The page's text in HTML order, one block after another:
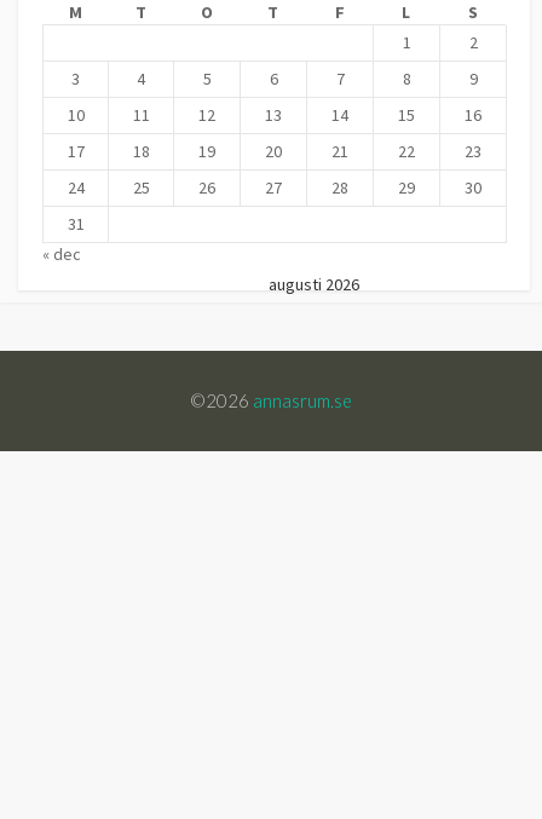
augusti 2026
M T O T F L
S
1
2
3
4 5 6 7 8
9
10
11 12 13 14 15
16
17
18 19 20 21 22
23
24
25 26 27 28 29
30
31
« dec
©2026 annasrum.se